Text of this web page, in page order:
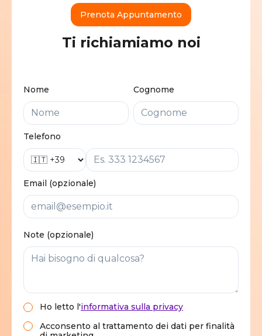
Prenota Appuntamento
Ti richiamiamo noi
Nome Cognome
Telefono
Email (opzionale)
Note (opzionale)
Ho letto l'informativa sulla privacy
Acconsento al trattamento dei dati per finalità